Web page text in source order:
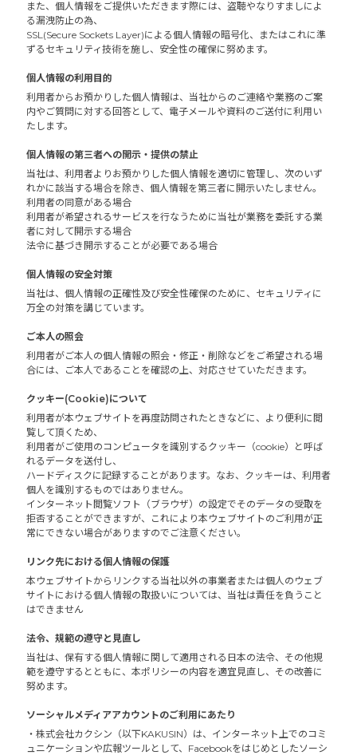
また、個人情報をご提供いただきます際には、盗聴やなりすましによ
る漏洩防止の為、
SSL(Secure Sockets Layer)による個人情報の暗号化、またはこれに準
ずるセキュリティ技術を施し、安全性の確保に努めます。
個人情報の利用目的
利用者からお預かりした個人情報は、当社からのご連絡や業務のご案
内やご質問に対する回答として、電子メールや資料のご送付に利用い
たします。
個人情報の第三者への開示・提供の禁止
当社は、利用者よりお預かりした個人情報を適切に管理し、次のいず
れかに該当する場合を除き、個人情報を第三者に開示いたしません。
利用者の同意がある場合
利用者が希望されるサービスを行なうために当社が業務を委託する業
者に対して開示する場合
法令に基づき開示することが必要である場合
個人情報の安全対策
当社は、個人情報の正確性及び安全性確保のために、セキュリティに
万全の対策を講じています。
ご本人の照会
利用者がご本人の個人情報の照会・修正・削除などをご希望される場
合には、ご本人であることを確認の上、対応させていただきます。
クッキー(Cookie)について
利用者が本ウェブサイトを再度訪問されたときなどに、より便利に閲
覧して頂くため、
利用者がご使用のコンピュータを識別するクッキー（cookie）と呼ば
れるデータを送付し、
ハードディスクに記録することがあります。なお、クッキーは、利用者
個人を識別するものではありません。
インターネット閲覧ソフト（ブラウザ）の設定でそのデータの受取を
拒否することができますが、これにより本ウェブサイトのご利用が正
常にできない場合がありますのでご注意ください。
リンク先における個人情報の保護
本ウェブサイトからリンクする当社以外の事業者または個人のウェブ
サイトにおける個人情報の取扱いについては、当社は責任を負うこと
はできません
法令、規範の遵守と見直し
当社は、保有する個人情報に関して適用される日本の法令、その他規
範を遵守するとともに、本ポリシーの内容を適宜見直し、その改善に
努めます。
ソーシャルメディアアカウントのご利用にあたり
・株式会社カクシン（以下KAKUSIN）は、インターネット上でのコミ
ュニケーションや広報ツールとして、Facebookをはじめとしたソーシ